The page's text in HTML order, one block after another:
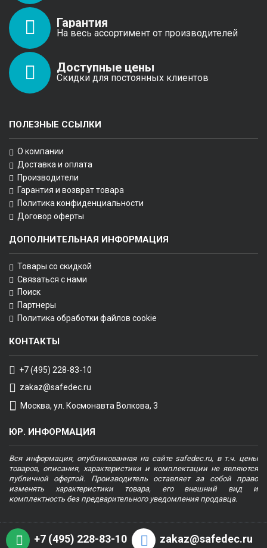
Гарантия
На весь ассортимент от производителей
Доступные цены
Скидки для постоянных клиентов
ПОЛЕЗНЫЕ ССЫЛКИ
О компании
Доставка и оплата
Производители
Гарантия и возврат товара
Политика конфиденциальности
Договор оферты
ДОПОЛНИТЕЛЬНАЯ ИНФОРМАЦИЯ
Товары со скидкой
Связаться с нами
Поиск
Партнеры
Политика обработки файлов cookie
КОНТАКТЫ
+7 (495) 228-83-10
zakaz@safedec.ru
Москва, ул. Космонавта Волкова, 3
ЮР. ИНФОРМАЦИЯ
Вся информация, опубликованная на сайте safedec.ru, в т.ч. цены
товаров, описания, характеристики и комплектации не являются
публичной офертой. Производитель оставляет за собой право
изменять характеристики товара, его внешний вид и
комплектность без предварительного уведомления продавца.
+7 (495) 228-83-10 zakaz@safedec.ru